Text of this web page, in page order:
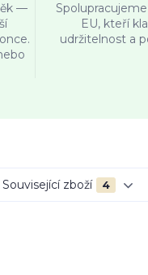
—
EU, kteří
udržitelnost a
Související zboží 4